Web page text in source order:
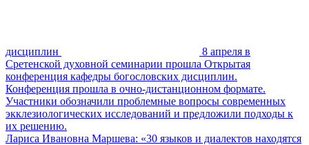
дисциплин
8 апреля в
Сретенской духовной семинарии прошла Открытая
конференция кафедры богословских дисциплин.
Конференция прошла в очно-дистанционном формате.
Участники обозначили проблемные вопросы современных
экклезиологических исследований и предложили подходы к
их решению.
Лариса Ивановна Маршева: «30 языков и диалектов находятся